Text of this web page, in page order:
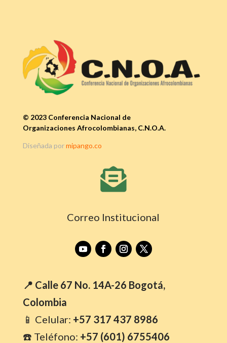
© 2023 Conferencia Nacional de
Organizaciones Afrocolombianas, C.N.O.A.
Diseñada pormipango.co

Correo Institucional
📍 Calle 67 No. 14A-26 Bogotá,
Colombia
📱 Celular: +57 317 437 8986
☎️ Teléfono: +57 (601) 6755406